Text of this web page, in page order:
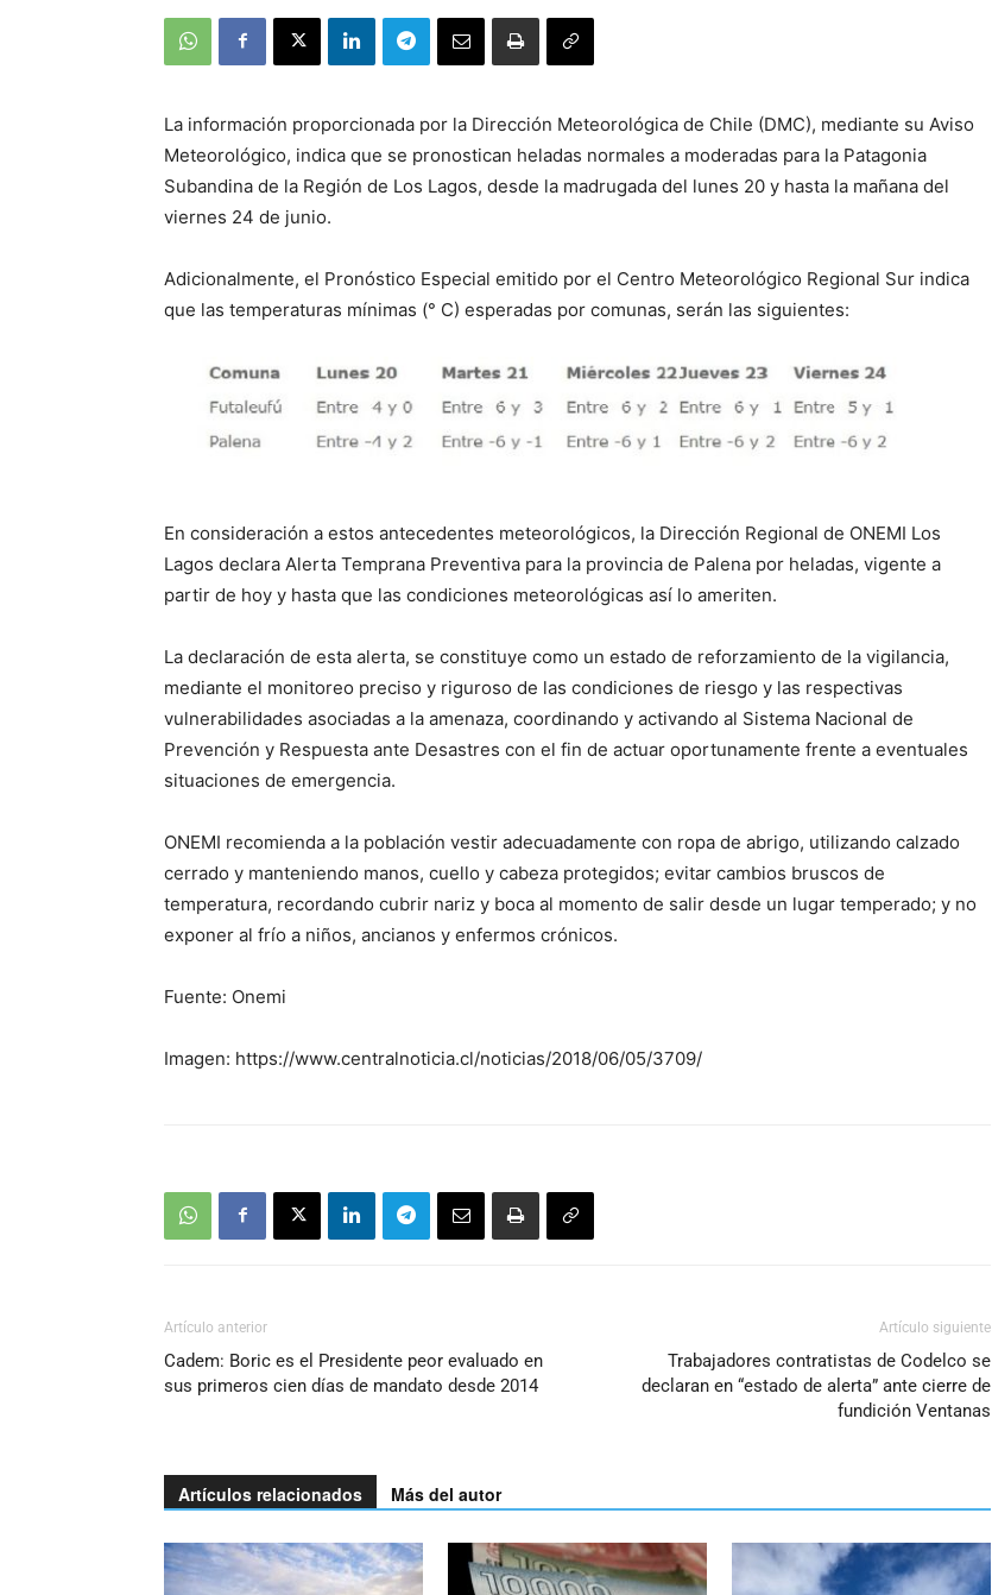
La información proporcionada por la Dirección Meteorológica de Chile (DMC), mediante su Aviso
Meteorológico, indica que se pronostican heladas normales a moderadas para la Patagonia
Subandina de la Región de Los Lagos, desde la madrugada del lunes 20 y hasta la mañana del
viernes 24 de junio.
Adicionalmente, el Pronóstico Especial emitido por el Centro Meteorológico Regional Sur indica
que las temperaturas mínimas (° C) esperadas por comunas, serán las siguientes:
En consideración a estos antecedentes meteorológicos, la Dirección Regional de ONEMI Los
Lagos declara Alerta Temprana Preventiva para la provincia de Palena por heladas, vigente a
partir de hoy y hasta que las condiciones meteorológicas así lo ameriten.
La declaración de esta alerta, se constituye como un estado de reforzamiento de la vigilancia,
mediante el monitoreo preciso y riguroso de las condiciones de riesgo y las respectivas
vulnerabilidades asociadas a la amenaza, coordinando y activando al Sistema Nacional de
Prevención y Respuesta ante Desastres con el fin de actuar oportunamente frente a eventuales
situaciones de emergencia.
ONEMI recomienda a la población vestir adecuadamente con ropa de abrigo, utilizando calzado
cerrado y manteniendo manos, cuello y cabeza protegidos; evitar cambios bruscos de
temperatura, recordando cubrir nariz y boca al momento de salir desde un lugar temperado; y no
exponer al frío a niños, ancianos y enfermos crónicos.
Fuente: Onemi
Imagen: https://www.centralnoticia.cl/noticias/2018/06/05/3709/
Artículo anterior
Cadem: Boric es el Presidente peor evaluado en
sus primeros cien días de mandato desde 2014
Artículo siguiente
Trabajadores contratistas de Codelco se
declaran en “estado de alerta” ante cierre de
fundición Ventanas
Artículos relacionados Más del autor